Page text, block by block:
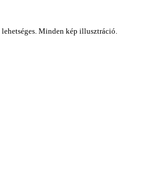
Minden kép illusztráció.